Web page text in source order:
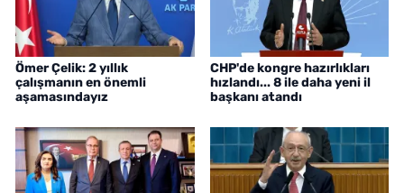
Ömer Çelik: 2 yıllık
çalışmanın en önemli
aşamasındayız
CHP'de kongre hazırlıkları
hızlandı... 8 ile daha yeni il
başkanı atandı